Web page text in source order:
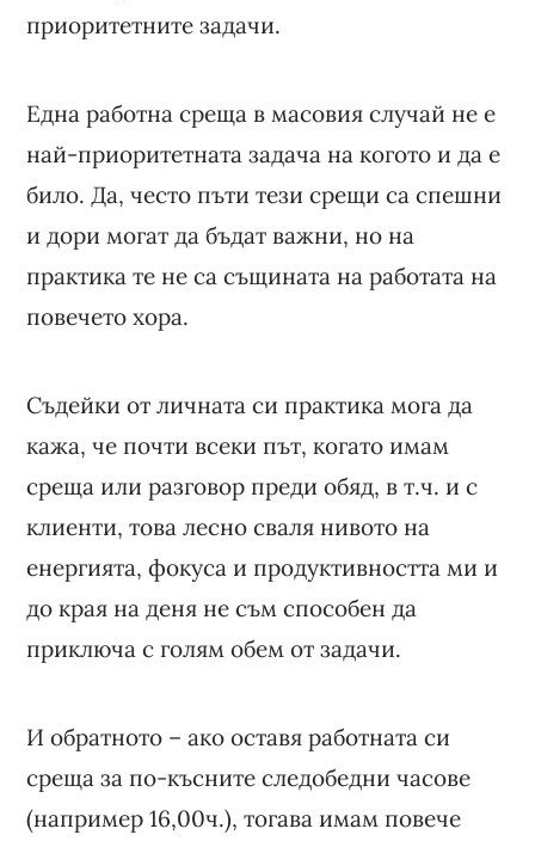
приоритетните задачи.
Една работна среща в масовия случай не е
най-приоритетната задача на когото и да е
било. Да, често пъти тези срещи са спешни
и дори могат да бъдат важни, но на
практика те не са същината на работата на
повечето хора.
Съдейки от личната си практика мога да
кажа, че почти всеки път, когато имам
среща или разговор преди обяд, в т.ч. и с
клиенти, това лесно сваля нивото на
енергията, фокуса и продуктивността ми и
до края на деня не съм способен да
приключа с голям обем от задачи.
И обратното – ако оставя работната си
среща за по-късните следобедни часове
(например 16,00ч.), тогава имам повече